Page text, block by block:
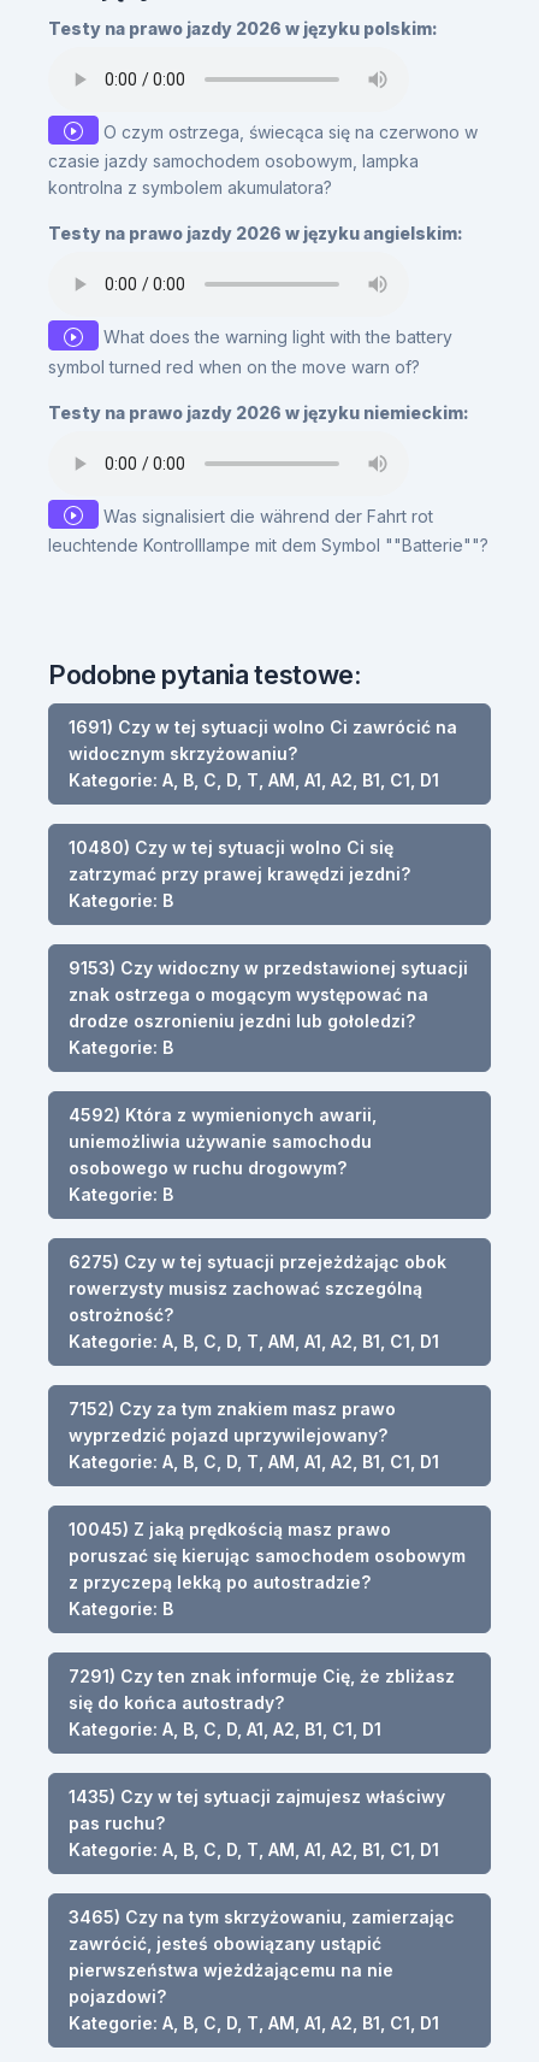
Testy na prawo jazdy 2026 w języku polskim:
O czym ostrzega, świecąca się na czerwono w
czasie jazdy samochodem osobowym, lampka
kontrolna z symbolem akumulatora?
Testy na prawo jazdy 2026 w języku angielskim:
What does the warning light with the battery
symbol turned red when on the move warn of?
Testy na prawo jazdy 2026 w języku niemieckim:
Was signalisiert die während der Fahrt rot
leuchtende Kontrolllampe mit dem Symbol ""Batterie""?
Podobne pytania testowe:
1691) Czy w tej sytuacji wolno Ci zawrócić na
widocznym skrzyżowaniu?
Kategorie: A, B, C, D, T, AM, A1, A2, B1, C1, D1
10480) Czy w tej sytuacji wolno Ci się
zatrzymać przy prawej krawędzi jezdni?
Kategorie: B
9153) Czy widoczny w przedstawionej sytuacji
znak ostrzega o mogącym występować na
drodze oszronieniu jezdni lub gołoledzi?
Kategorie: B
4592) Która z wymienionych awarii,
uniemożliwia używanie samochodu
osobowego w ruchu drogowym?
Kategorie: B
6275) Czy w tej sytuacji przejeżdżając obok
rowerzysty musisz zachować szczególną
ostrożność?
Kategorie: A, B, C, D, T, AM, A1, A2, B1, C1, D1
7152) Czy za tym znakiem masz prawo
wyprzedzić pojazd uprzywilejowany?
Kategorie: A, B, C, D, T, AM, A1, A2, B1, C1, D1
10045) Z jaką prędkością masz prawo
poruszać się kierując samochodem osobowym
z przyczepą lekką po autostradzie?
Kategorie: B
7291) Czy ten znak informuje Cię, że zbliżasz
się do końca autostrady?
Kategorie: A, B, C, D, A1, A2, B1, C1, D1
1435) Czy w tej sytuacji zajmujesz właściwy
pas ruchu?
Kategorie: A, B, C, D, T, AM, A1, A2, B1, C1, D1
3465) Czy na tym skrzyżowaniu, zamierzając
zawrócić, jesteś obowiązany ustąpić
pierwszeństwa wjeżdżającemu na nie
pojazdowi?
Kategorie: A, B, C, D, T, AM, A1, A2, B1, C1, D1